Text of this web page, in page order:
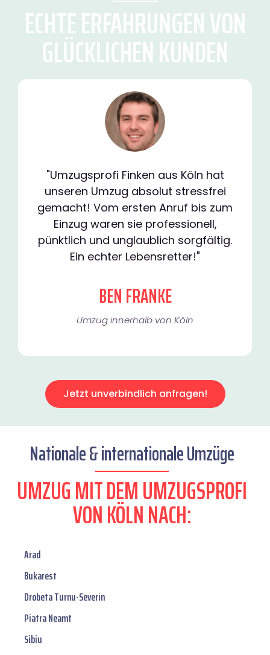
ECHTE ERFAHRUNGEN VON
GLÜCKLICHEN KUNDEN
"Umzugsprofi Finken aus Köln hat
unseren Umzug absolut stressfrei
gemacht! Vom ersten Anruf bis zum
Einzug waren sie professionell,
pünktlich und unglaublich sorgfältig.
Ein echter Lebensretter!"
BEN FRANKE
Umzug innerhalb von Köln​
Jetzt unverbindlich anfragen!
Nationale & internationale Umzüge
UMZUG MIT DEM UMZUGSPROFI
VON KÖLN NACH:
Arad
Bukarest
Drobeta Turnu-Severin
Piatra Neamt
Sibiu